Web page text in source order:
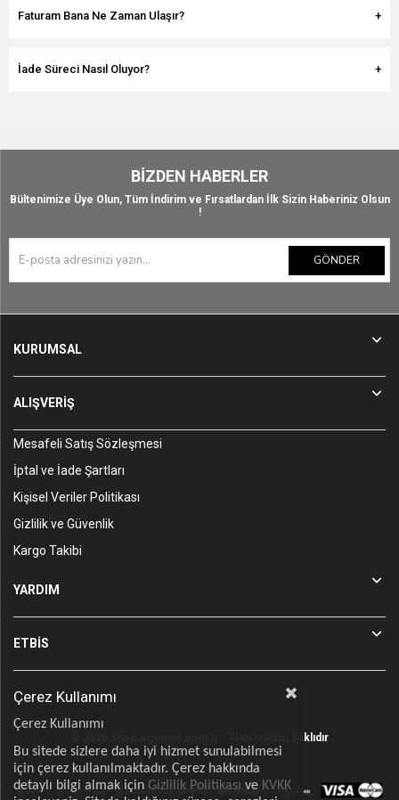
Faturam Bana Ne Zaman Ulaşır?
İade Süreci Nasıl Oluyor?
BIZDEN HABERLER
Bültenimize Üye Olun, Tüm İndirim ve Fırsatlardan İlk Sizin Haberiniz Olsun
!
GÖNDER
KURUMSAL
ALIŞVERİŞ
Mesafeli Satış Sözleşmesi
İptal ve İade Şartları
Kişisel Veriler Politikası
Gizlilik ve Güvenlik
Kargo Takibi
YARDIM
ETBİS
© 2026 shop.egemot.com.tr / Tüm Hakları Saklıdır
Çerez Kullanımı
Çerez Kullanımı
Bu sitede sizlere daha iyi hizmet sunulabilmesi
için çerez kullanılmaktadır. Çerez hakkında
detaylı bilgi almak için Gizlilik Politikası ve KVKK